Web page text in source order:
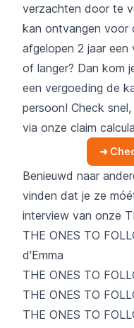
verzachten door te
kan ontvangen voor
afgelopen 2 jaar een
of langer? Dan kom
een vergoeding de
persoon! Check
via onze claim
➜
Benieuwd naar
vinden dat je ze
interview van onze
THE ONES TO
d'Emma
THE ONES TO
THE ONES TO
THE ONES TO